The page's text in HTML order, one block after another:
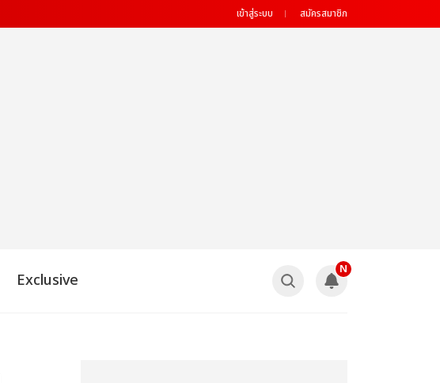
เข้าสู่ระบบ สมัครสมาชิก
Exclusive
N